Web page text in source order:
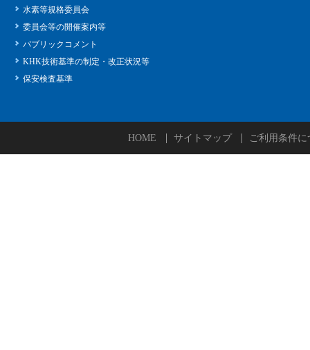
水素等規格委員会
委員会等の開催案内等
パブリックコメント
KHK技術基準の制定・改正状況等
保安検査基準
HOME サイトマップ ご利用条件に